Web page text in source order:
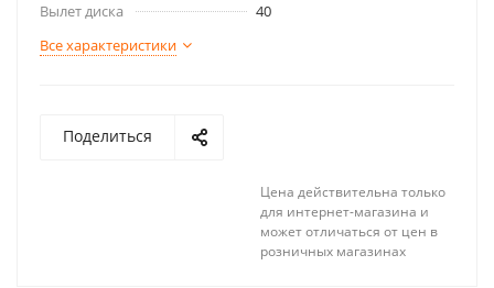
Вылет диска
40
Все характеристики
Поделиться
Цена действительна только
для интернет-магазина и
может отличаться от цен в
розничных магазинах